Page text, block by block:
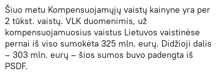
Šiuo metu Kompensuojamųjų vaistų kainyne yra per
2 tūkst. vaistų. VLK duomenimis, už
kompensuojamuosius vaistus Lietuvos vaistinėse
pernai iš viso sumokėta 325 mln. eurų. Didžioji dalis
– 303 mln. eurų – šios sumos buvo padengta iš
PSDF.